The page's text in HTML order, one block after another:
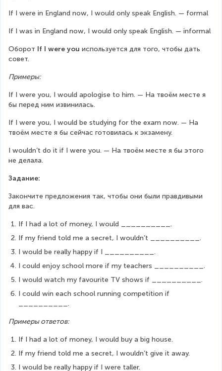
If I were in England now, I would only speak English. — formal
If I was in England now, I would only speak English. — informal
Оборот If I were you используется для того, чтобы дать
совет.
Примеры:
If I were you, I would apologise to him. — На твоём месте я
бы перед ним извинилась.
If I were you, I would be studying for the exam now. — На
твоём месте я бы сейчас готовилась к экзамену.
I wouldn’t do it if I were you. — На твоём месте я бы этого
не делала.
Задание:
Закончите предложения так, чтобы они были правдивыми
для вас.
If I had a lot of money, I would __________.
If my friend told me a secret, I wouldn’t __________.
I would be really happy if I __________.
I could enjoy school more if my teachers __________.
I would watch my favourite TV shows if __________.
I could win each school running competition if
__________.
Примеры ответов:
If I had a lot of money, I would buy a big house.
If my friend told me a secret, I wouldn’t give it away.
I would be really happy if I were taller.